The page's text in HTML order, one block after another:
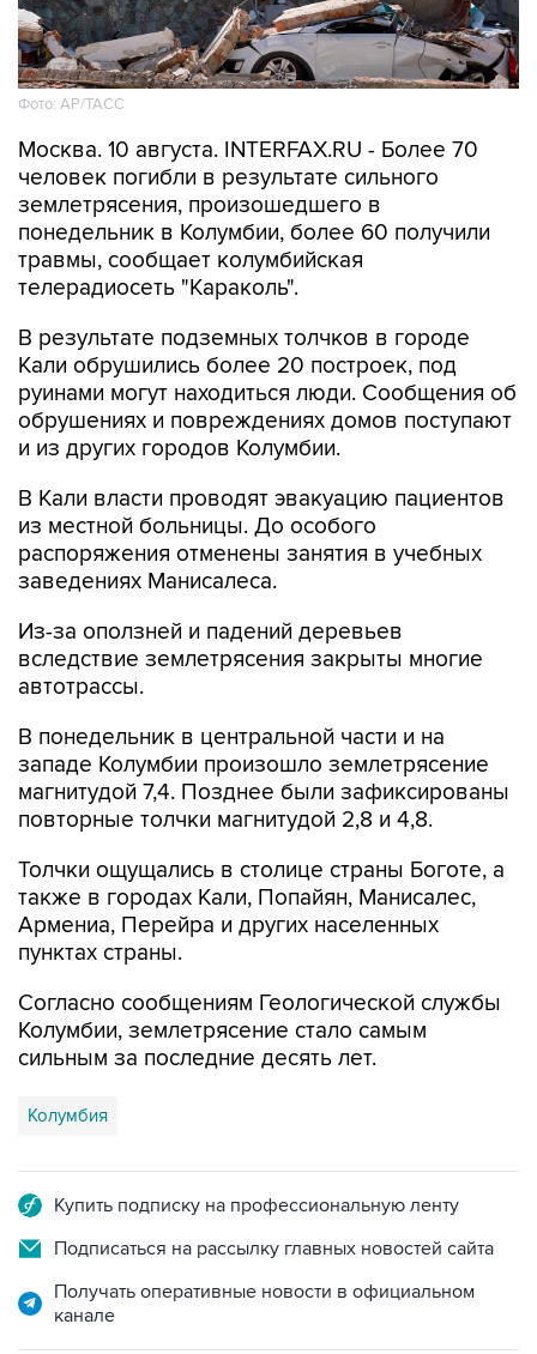
Фото: АР/ТАСС
Москва. 10 августа. INTERFAX.RU - Более 70
человек погибли в результате сильного
землетрясения, произошедшего в
понедельник в Колумбии, более 60 получили
травмы, сообщает колумбийская
телерадиосеть "Караколь".
В результате подземных толчков в городе
Кали обрушились более 20 построек, под
руинами могут находиться люди. Сообщения об
обрушениях и повреждениях домов поступают
и из других городов Колумбии.
В Кали власти проводят эвакуацию пациентов
из местной больницы. До особого
распоряжения отменены занятия в учебных
заведениях Манисалеса.
Из-за оползней и падений деревьев
вследствие землетрясения закрыты многие
автотрассы.
В понедельник в центральной части и на
западе Колумбии произошло землетрясение
магнитудой 7,4. Позднее были зафиксированы
повторные толчки магнитудой 2,8 и 4,8.
Толчки ощущались в столице страны Боготе, а
также в городах Кали, Попайян, Манисалес,
Армениа, Перейра и других населенных
пунктах страны.
Согласно сообщениям Геологической службы
Колумбии, землетрясение стало самым
сильным за последние десять лет.
Колумбия
Купить подписку на профессиональную ленту
Подписаться на рассылку главных новостей сайта
Получать оперативные новости в официальном
канале